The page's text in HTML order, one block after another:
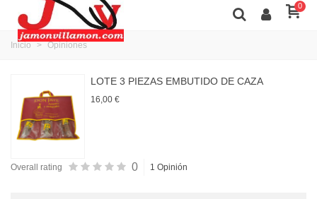
0
Inicio > Opiniones
LOTE 3 PIEZAS EMBUTIDO DE CAZA
16,00 €
Overall rating 0 1 Opinión